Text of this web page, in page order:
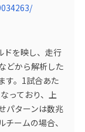
ドを映し、走行
どから解析した
す。1試合あた
っており、上
パターンは数兆
ームの場合、